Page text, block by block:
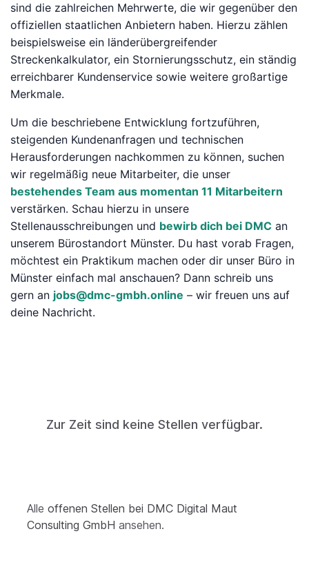
sind die zahlreichen Mehrwerte, die wir gegenüber den
offiziellen staatlichen Anbietern haben. Hierzu zählen
beispielsweise ein länderübergreifender
Streckenkalkulator, ein Stornierungsschutz, ein ständig
erreichbarer Kundenservice sowie weitere großartige
Merkmale.
Um die beschriebene Entwicklung fortzuführen,
steigenden Kundenanfragen und technischen
Herausforderungen nachkommen zu können, suchen
wir regelmäßig neue Mitarbeiter, die unser
bestehendes Team aus momentan 11 Mitarbeitern
verstärken. Schau hierzu in unsere
Stellenausschreibungen und bewirb dich bei DMC an
unserem Bürostandort Münster. Du hast vorab Fragen,
möchtest ein Praktikum machen oder dir unser Büro in
Münster einfach mal anschauen? Dann schreib uns
gern an jobs@dmc-gmbh.online – wir freuen uns auf
deine Nachricht.
Zur Zeit sind keine Stellen verfügbar.
Alle offenen Stellen bei DMC Digital Maut
Consulting GmbH ansehen.